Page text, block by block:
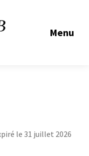
Menu
le 31 juillet 2026